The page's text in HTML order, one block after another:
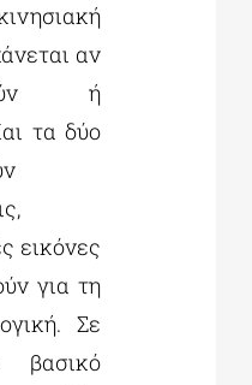
αν
ή
τα δύο
εικόνες
για τη
Σε
βασικό